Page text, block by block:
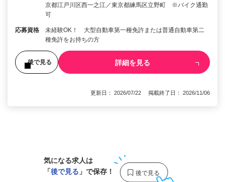
京都江戸川区西一之江／東京都練馬区立野町 ※バイク通勤
可
応募資格
未経験OK！ 大型自動車第一種免許または普通自動車第二
種免許をお持ちの方
後で見る 詳細を見る
更新日： 2026/07/22 掲載終了日： 2026/11/06
気になる求人は
「後で見る 」で保存！